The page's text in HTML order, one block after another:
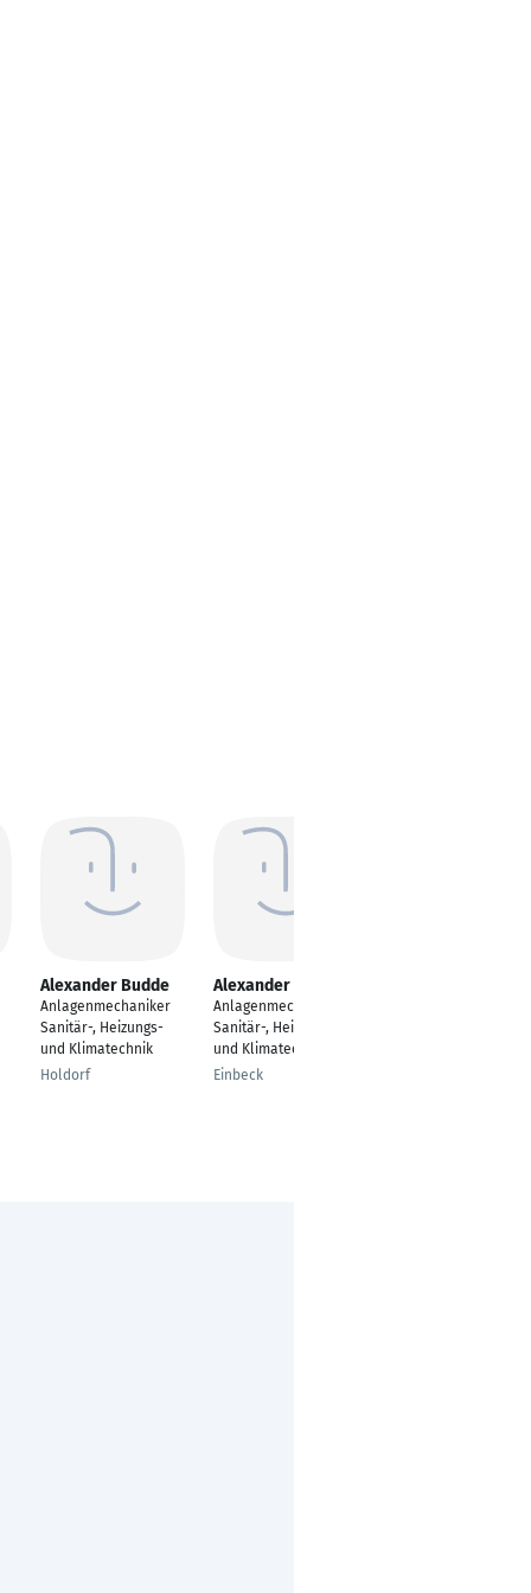
Alexander Budde
Anlagenmechaniker
Sanitär-, Heizungs-
und Klimatechnik
Holdorf
Alexander Funke
Anlagenmechaniker
Sanitär-, Heizungs-
und Klimatechnik
Einbeck